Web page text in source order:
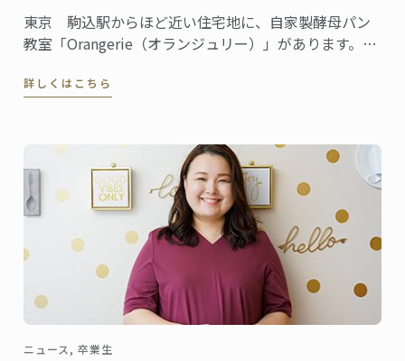
東京 駒込駅からほど近い住宅地に、自家製酵母パン
教室「Orangerie（オランジュリー）」があります。の
動画をアップしている人気の自家製パン教室を主宰し
詳しくはこちら
ニュース, 卒業生